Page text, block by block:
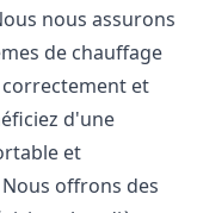
nous assurons
de chauffage
et
d'une
et
offrons des